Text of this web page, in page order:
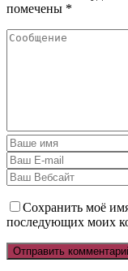
помечены *
Сохранить моё
последующих моих